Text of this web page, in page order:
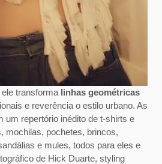
transforma linhas geométricas
e reverência o estilo urbano. As
um repertório inédito de t-shirts e
mochilas, pochetes, brincos,
e mules, todos para eles e
de Hick Duarte, styling